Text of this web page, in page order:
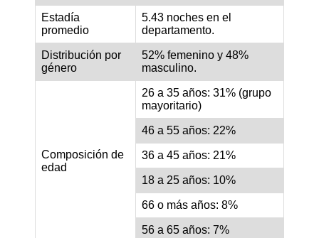
Estadía
promedio
5.43 noches en el
departamento.
Distribución por
género
52% femenino y 48%
masculino.
Composición de
edad
26 a 35 años: 31% (grupo
mayoritario)
46 a 55 años: 22%
36 a 45 años: 21%
18 a 25 años: 10%
66 o más años: 8%
56 a 65 años: 7%